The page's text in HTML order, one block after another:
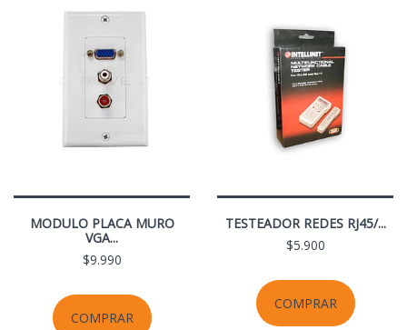
MODULO PLACA MURO
VGA...
$9.990
COMPRAR
TESTEADOR REDES RJ45/...
$5.900
COMPRAR